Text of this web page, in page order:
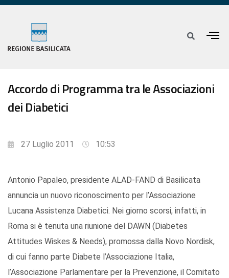
Accordo di Programma tra le Associazioni
dei Diabetici
27 Luglio 2011 10:53
Antonio Papaleo, presidente ALAD-FAND di Basilicata
annuncia un nuovo riconoscimento per l’Associazione
Lucana Assistenza Diabetici. Nei giorno scorsi, infatti, in
Roma si è tenuta una riunione del DAWN (Diabetes
Attitudes Wiskes & Needs), promossa dalla Novo Nordisk,
di cui fanno parte Diabete l’Associazione Italia,
l’Associazione Parlamentare per la Prevenzione, il Comitato